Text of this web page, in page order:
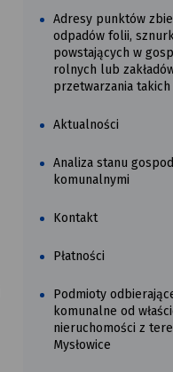
Adresy punktów
odpadów folii,
powstających w
rolnych lub
przetwarzania
Aktualności
Analiza stanu
komunalnymi
Kontakt
Płatności
Podmioty
komunalne od
nieruchomości z
Mysłowice